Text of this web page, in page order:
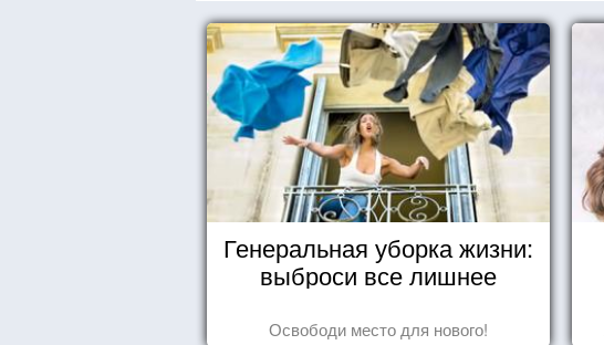
Генеральная уборка жизни:
выброси все лишнее
Освободи место для нового!